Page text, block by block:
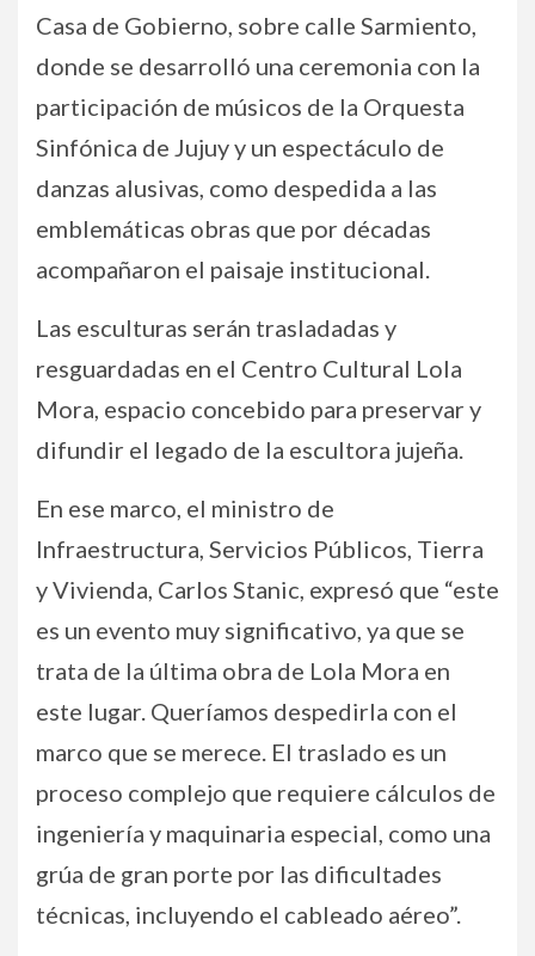
Casa de Gobierno, sobre calle Sarmiento,
donde se desarrolló una ceremonia con la
participación de músicos de la Orquesta
Sinfónica de Jujuy y un espectáculo de
danzas alusivas, como despedida a las
emblemáticas obras que por décadas
acompañaron el paisaje institucional.
Las esculturas serán trasladadas y
resguardadas en el Centro Cultural Lola
Mora, espacio concebido para preservar y
difundir el legado de la escultora jujeña.
En ese marco, el ministro de
Infraestructura, Servicios Públicos, Tierra
y Vivienda, Carlos Stanic, expresó que “este
es un evento muy significativo, ya que se
trata de la última obra de Lola Mora en
este lugar. Queríamos despedirla con el
marco que se merece. El traslado es un
proceso complejo que requiere cálculos de
ingeniería y maquinaria especial, como una
grúa de gran porte por las dificultades
técnicas, incluyendo el cableado aéreo”.